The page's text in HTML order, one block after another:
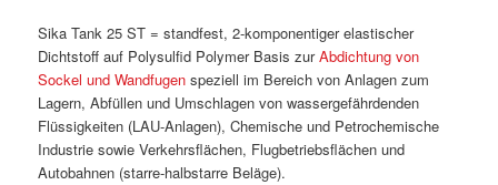
Sika Tank 25 ST = standfest, 2-komponentiger elastischer
Dichtstoff auf Polysulfid Polymer Basis zurAbdichtung von
Sockel und Wandfugen speziell im Bereich von Anlagen zum
Lagern, Abfüllen und Umschlagen von wassergefährdenden
Flüssigkeiten (LAU-Anlagen), Chemische und Petrochemische
Industrie sowie Verkehrsflächen, Flugbetriebsflächen und
Autobahnen (starre-halbstarre Beläge).